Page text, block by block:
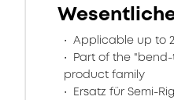
Applicable up to
Part of the
product family
Ersatz für Semi-